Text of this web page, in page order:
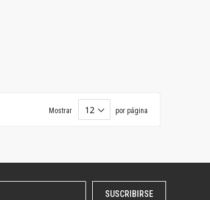
Mostrar por página
SUSCRIBIRSE